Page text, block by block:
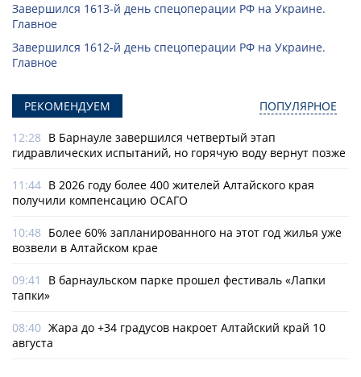
Завершился 1613-й день спецоперации РФ на Украине.
Главное
Завершился 1612-й день спецоперации РФ на Украине.
Главное
РЕКОМЕНДУЕМ ПОПУЛЯРНОЕ
12:28 В Барнауле завершился четвертый этап
гидравлических испытаний, но горячую воду вернут позже
11:44 В 2026 году более 400 жителей Алтайского края
получили компенсацию ОСАГО
10:48 Более 60% запланированного на этот год жилья уже
возвели в Алтайском крае
09:41
В барнаульском парке прошел фестиваль «Лапки
тапки»
08:40 Жара до +34 градусов накроет Алтайский край 10
августа